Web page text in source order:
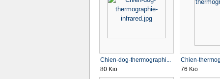
Chien-dog-thermographi...
80 Kio
Chien-
76 Kio